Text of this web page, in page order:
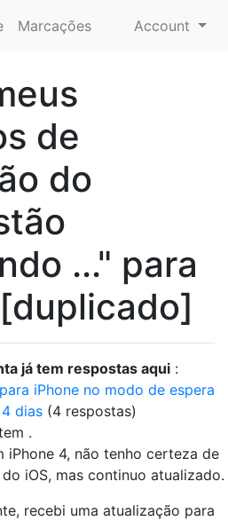
Marcações Account
de
do
..." para
já tem respostas aqui :
iPhone no modo de espera
dias (4 respostas)
.
iPhone 4, não tenho certeza de
iOS, mas continuo atualizado.
recebi uma atualização para